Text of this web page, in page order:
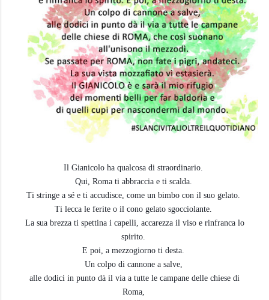
Il Gianicolo ha qualcosa di straordinario.
Qui, Roma ti abbraccia e ti scalda.
Ti stringe a sé e ti accudisce, come un bimbo con il suo gelato.
Ti lecca le ferite o il cono gelato sgocciolante.
La sua brezza ti spettina i capelli, accarezza il viso e rinfranca lo
spirito.
E poi, a mezzogiorno ti desta.
Un colpo di cannone a salve,
alle dodici in punto dà il via a tutte le campane delle chiese di
Roma,